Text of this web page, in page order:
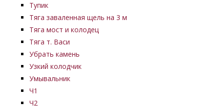
Тупик
Тяга заваленная щель на 3 м
Тяга мост и колодец
Тяга т. Васи
Убрать камень
Узкий колодчик
Умывальник
Ч1
Ч2